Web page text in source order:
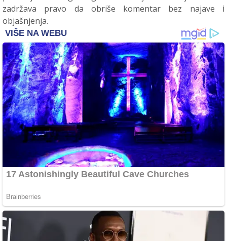
zadržava pravo da obriše komentar bez najave i
objašnjenja.